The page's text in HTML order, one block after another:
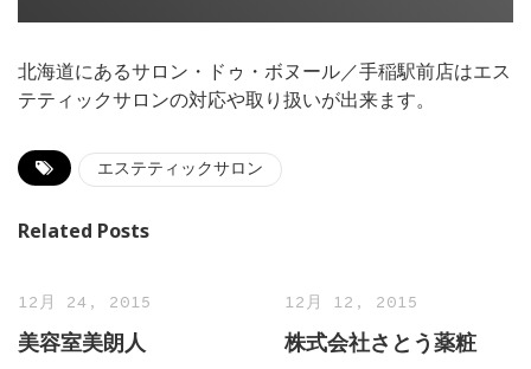
北海道にあるサロン・ドゥ・ボヌール／手稲駅前店はエス
テティックサロンの対応や取り扱いが出来ます。
エステティックサロン
Related Posts
12月 24, 2015
美容室美朗人
12月 12, 2015
株式会社さとう薬粧